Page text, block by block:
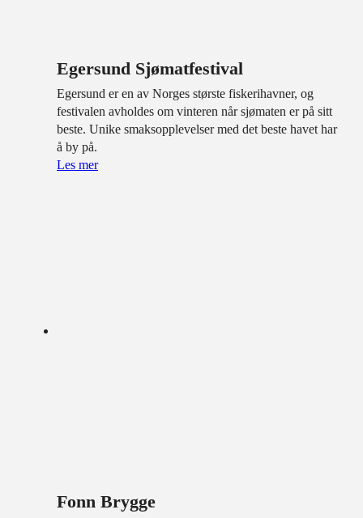
Egersund Sjømatfestival
Egersund er en av Norges største fiskerihavner, og
festivalen avholdes om vinteren når sjømaten er på sitt
beste. Unike smaksopplevelser med det beste havet har
å by på.
Les mer
Fonn Brygge